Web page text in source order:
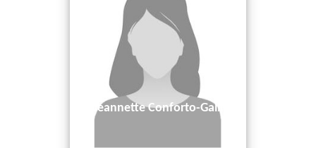
JeannetteConforto-Galli